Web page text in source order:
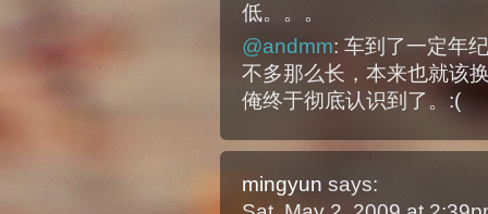
低。。。
@andmm: 车到了一定年
不多那么长，本来也就该
俺终于彻底认识到了。:(
mingyun says: